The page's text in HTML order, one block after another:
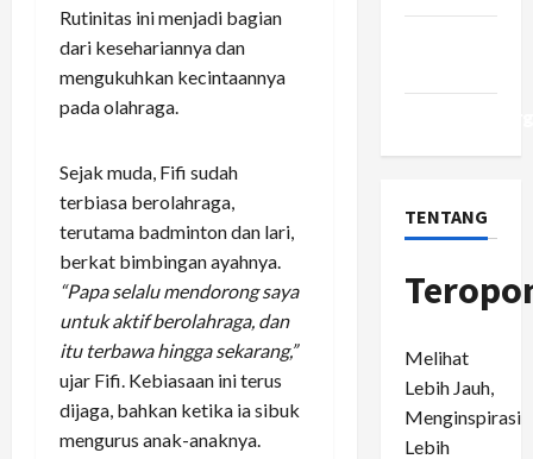
Rutinitas ini menjadi bagian
dari kesehariannya dan
mengukuhkan kecintaannya
pada olahraga.
Sejak muda, Fifi sudah
terbiasa berolahraga,
terutama badminton dan lari,
berkat bimbingan ayahnya.
“Papa selalu mendorong saya
untuk aktif berolahraga, dan
itu terbawa hingga sekarang,”
ujar Fifi. Kebiasaan ini terus
dijaga, bahkan ketika ia sibuk
mengurus anak-anaknya.
TENTANG
Melihat
Lebih Jauh,
Menginspirasi
Lebih